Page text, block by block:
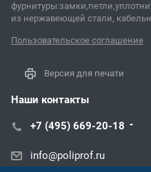
из нержавеющей стали,
Пользовательское соглашение
Версия для печати
Наши контакты
+7 (495) 669-20-18
info@poliprof.ru